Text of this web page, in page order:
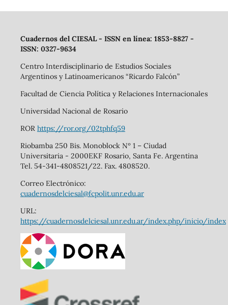
Cuadernos del CIESAL - ISSN en línea: 1853-8827 -
ISSN: 0327-9634
Centro Interdisciplinario de Estudios Sociales
Argentinos y Latinoamericanos “Ricardo Falcón”
Facultad de Ciencia Política y Relaciones Internacionales
Universidad Nacional de Rosario
ROR https://ror.org/02tphfq59
Riobamba 250 Bis. Monoblock Nº 1 – Ciudad
Universitaria - 2000EKF Rosario, Santa Fe. Argentina
Tel. 54-341-4808521/22. Fax. 4808520.
Correo Electrónico:
cuadernosdelciesal@fcpolit.unr.edu.ar
URL:
https://cuadernosdelciesal.unr.edu.ar/index.php/inicio/index